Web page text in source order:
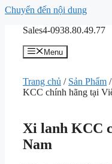
Chuyển đến nội dung
Sales4-0938.80.49.77
Menu
Trang chủ / Sản Phẩm /
KCC chính hãng tại
Xi lanh KCC
Nam